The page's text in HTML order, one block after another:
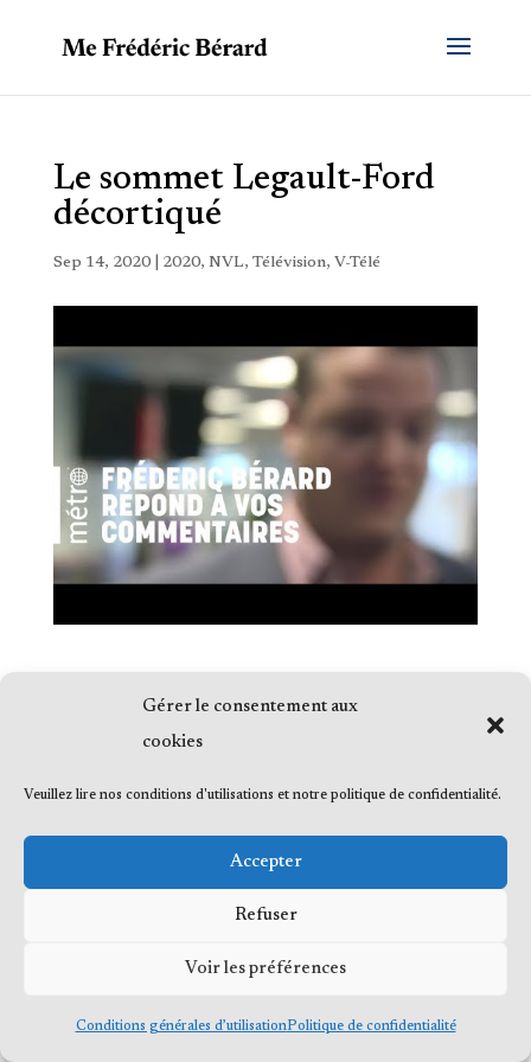
Gérer le consentement aux
cookies
Veuillez lire nos conditions d'utilisations et notre politique de confidentialité.
Accepter
Refuser
Voir les préférences
Conditions générales d’utilisationPolitique de confidentialité
Le sommet Legault-Ford
décortiqué
Sep 14, 2020| 2020, NVL, Télévision, V-Télé